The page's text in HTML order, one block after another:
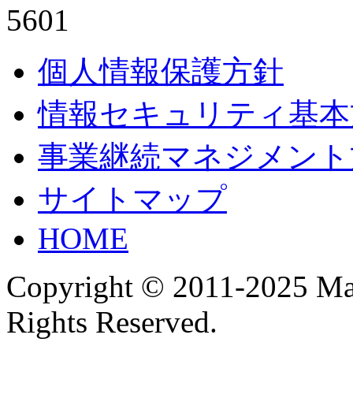
個人情報保護方針
情報セキュリティ基
事業継続マネジメン
サイトマップ
HOME
Copyright © 2011-2025
Rights Reserved.